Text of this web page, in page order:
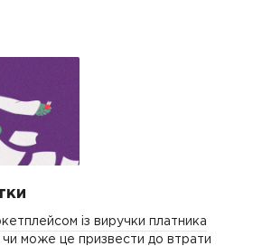
із виручки платника
може це призвести до втрати